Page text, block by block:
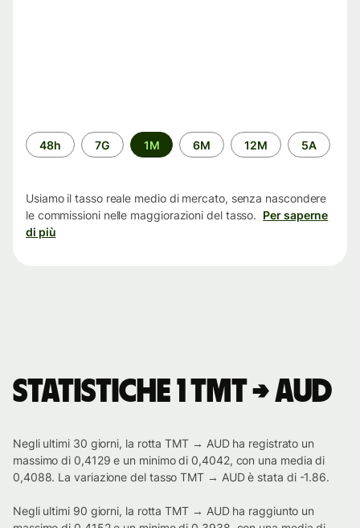
Periodo
di
48h 7G 1M 6M 12M 5A
Usiamo il tasso reale medio di mercato, senza nascondere
le commissioni nelle maggiorazioni del tasso. Per saperne
di più
Statistiche 1 TMT → AUD
Negli ultimi 30 giorni, la rotta TMT → AUD ha registrato un
massimo di 0,4129 e un minimo di 0,4042, con una media di
0,4088. La variazione del tasso TMT → AUD è stata di -1.86.
Negli ultimi 90 giorni, la rotta TMT → AUD ha raggiunto un